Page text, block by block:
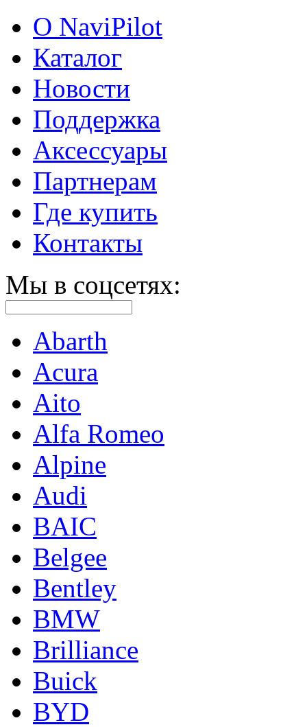
О NaviPilot
Каталог
Новости
Поддержка
Аксессуары
Партнерам
Где купить
Контакты
Мы в соцсетях:
Abarth
Acura
Aito
Alfa Romeo
Alpine
Audi
BAIC
Belgee
Bentley
BMW
Brilliance
Buick
BYD